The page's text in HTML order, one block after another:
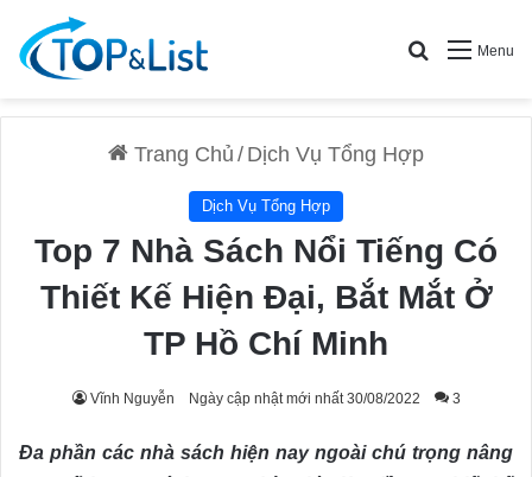
Menu
Search for
Trang Chủ / Dịch Vụ Tổng Hợp
Dịch Vụ Tổng Hợp
Top 7 Nhà Sách Nổi Tiếng Có
Thiết Kế Hiện Đại, Bắt Mắt Ở
TP Hồ Chí Minh
Vĩnh Nguyễn Ngày cập nhật mới nhất 30/08/2022 3
Đa phần các nhà sách hiện nay ngoài chú trọng nâng